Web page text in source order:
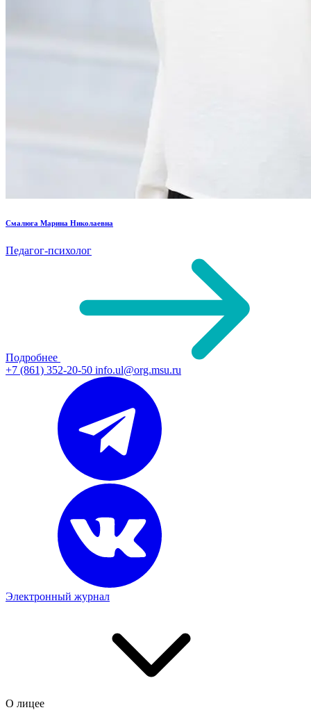
Смалюга Марина Николаевна
Педагог-психолог
Подробнее
+7 (861) 352-20-50 info.ul@org.msu.ru
Электронный журнал
О лицее